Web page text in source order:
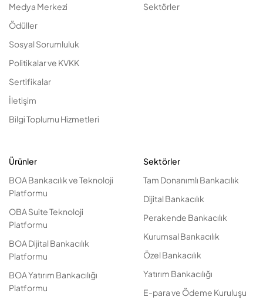
Medya Merkezi
Ödüller
Sosyal Sorumluluk
Politikalar ve KVKK
Sertifikalar
İletişim
Bilgi Toplumu Hizmetleri
Sektörler
Ürünler
BOA Bankacılık ve Teknoloji
Platformu
OBA Suite Teknoloji
Platformu
BOA Dijital Bankacılık
Platformu
BOA Yatırım Bankacılığı
Platformu
Sektörler
Tam Donanımlı Bankacılık
Dijital Bankacılık
Perakende Bankacılık
Kurumsal Bankacılık
Özel Bankacılık
Yatırım Bankacılığı
E-para ve Ödeme Kuruluşu